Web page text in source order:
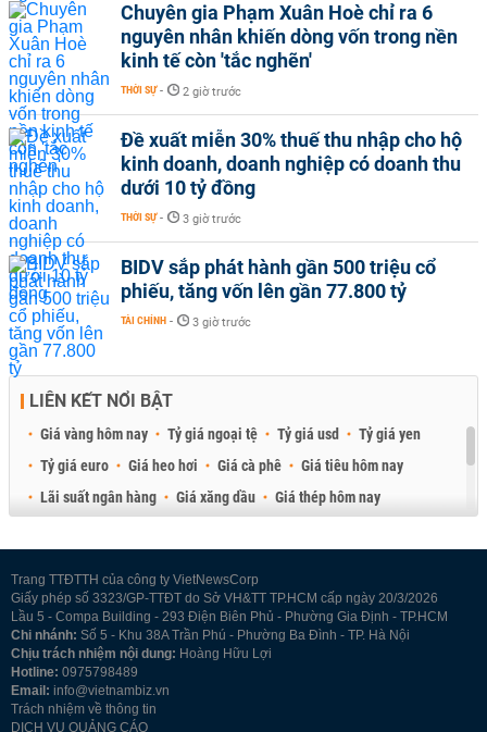
Chuyên gia Phạm Xuân Hoè chỉ ra 6
nguyên nhân khiến dòng vốn trong nền
kinh tế còn 'tắc nghẽn'
THỜI SỰ - 2 giờ trước
Đề xuất miễn 30% thuế thu nhập cho hộ
kinh doanh, doanh nghiệp có doanh thu
dưới 10 tỷ đồng
THỜI SỰ - 3 giờ trước
BIDV sắp phát hành gần 500 triệu cổ
phiếu, tăng vốn lên gần 77.800 tỷ
TÀI CHÍNH - 3 giờ trước
LIÊN KẾT NỔI BẬT
Giá vàng hôm nay Tỷ giá ngoại tệ Tỷ giá usd
Tỷ giá yen
Tỷ giá euro
Giá heo hơi Giá cà phê
Giá tiêu hôm nay
Lãi suất ngân hàng
Giá xăng dầu
Giá thép hôm nay
Trang TTĐTTH của công ty VietNewsCorp
Giấy phép số 3323/GP-TTĐT do Sở VH&TT TP.HCM cấp ngày 20/3/2026
Lầu 5 - Compa Building - 293 Điện Biên Phủ - Phường Gia Định - TP.HCM
Chi nhánh: Số 5 - Khu 38A Trần Phú - Phường Ba Đình - TP. Hà Nội
Chịu trách nhiệm nội dung: Hoàng Hữu Lợi
Hotline: 0975798489
Email: info@vietnambiz.vn
Trách nhiệm về thông tin
DỊCH VỤ QUẢNG CÁO